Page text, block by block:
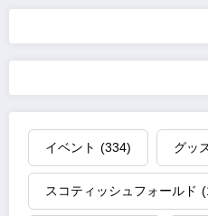
イベント (334) グッ
スコティッシュフォールド